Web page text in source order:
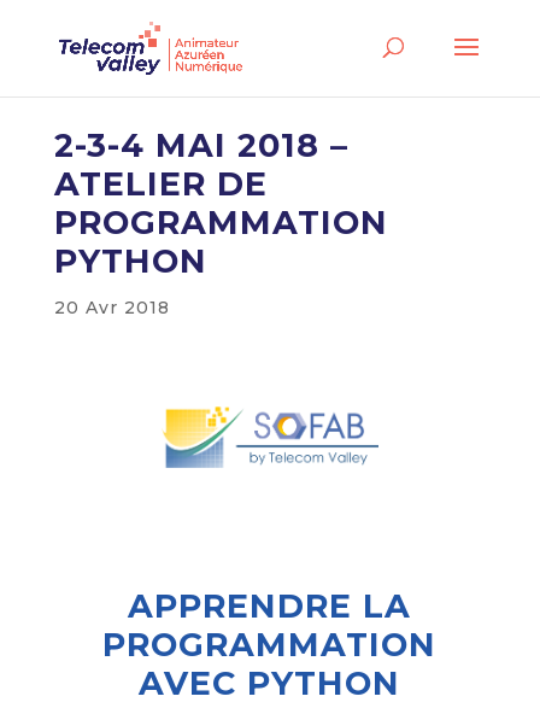
2-3-4 MAI 2018 –
ATELIER DE
PROGRAMMATION
PYTHON
20 Avr 2018
APPRENDRE LA
PROGRAMMATION
AVEC PYTHON